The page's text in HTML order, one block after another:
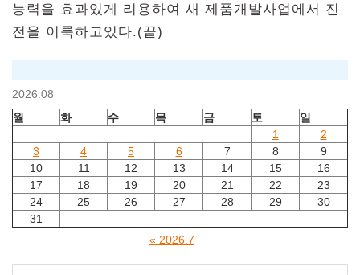
능력을 효과있게 리용하여 새 제품개발사업에서 진
전을 이룩하고있다.(끝)
2026.08
월
화 수 목 금 토
일
1
2
3
4 5 6 7 8
9
10
11 12 13 14 15
16
17
18 19 20 21 22
23
24
25 26 27 28 29
30
31
« 2026.7